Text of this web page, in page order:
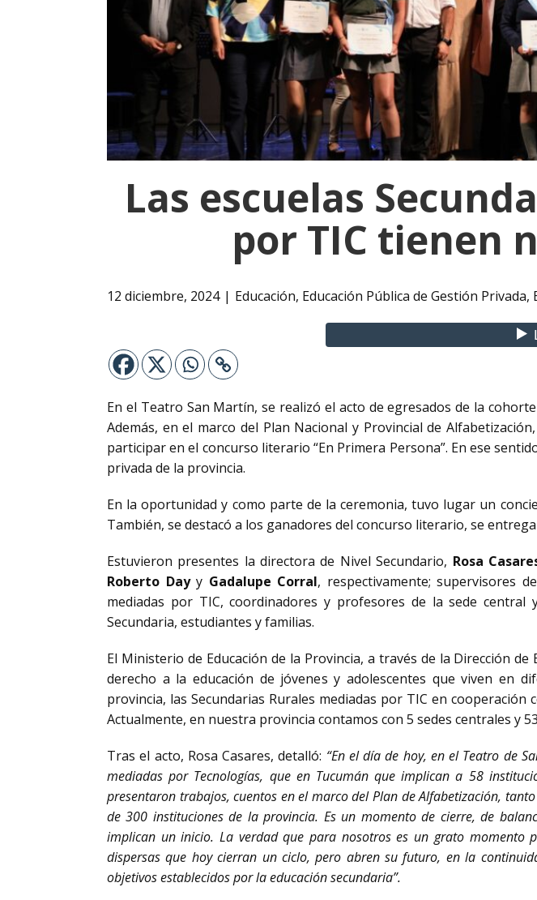
Las escuelas
por TIC tienen
12 diciembre, 2024 Educación, Educación Pública de Gestión Privada,
En el Teatro San Martín, se realizó el acto de egresados de la
Además, en el marco del Plan Nacional y Provincial de
participar en el concurso literario “En Primera Persona”. En ese
privada de la provincia.
En la oportunidad y como parte de la ceremonia, tuvo lugar un
También, se destacó a los ganadores del concurso literario, se
Estuvieron presentes la directora de Nivel Secundario, Rosa
Roberto Dayy Gadalupe Corral, respectivamente; supervisores
mediadas por TIC, coordinadores y profesores de la sede central
Secundaria, estudiantes y familias.
El Ministerio de Educación de la Provincia, a través de la Dirección
derecho a la educación de jóvenes y adolescentes que viven en
provincia, las Secundarias Rurales mediadas por TIC en
Actualmente, en nuestra provincia contamos con 5 sedes centrales y
Tras el acto, Rosa Casares, detalló: “En el día de hoy, en el Teatro de
mediadas por Tecnologías, que en Tucumán que implican a 58
presentaron trabajos, cuentos en el marco del Plan de Alfabetización,
de 300 instituciones de la provincia. Es un momento de cierre, de
implican un inicio. La verdad que para nosotros es un grato momento
dispersas que hoy cierran un ciclo, pero abren su futuro, en la
objetivos establecidos por la educación secundaria”.